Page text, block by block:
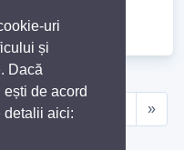
uri
și
Dacă
de acord
detalii aici:
Craiova
7 8 »